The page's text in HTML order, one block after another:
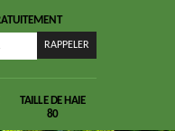
TAILLE DE HAIE
80